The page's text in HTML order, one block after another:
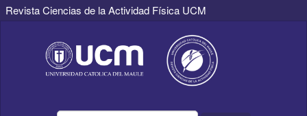
Revista Ciencias de la Actividad Física UCM
principal
Contenido
principal